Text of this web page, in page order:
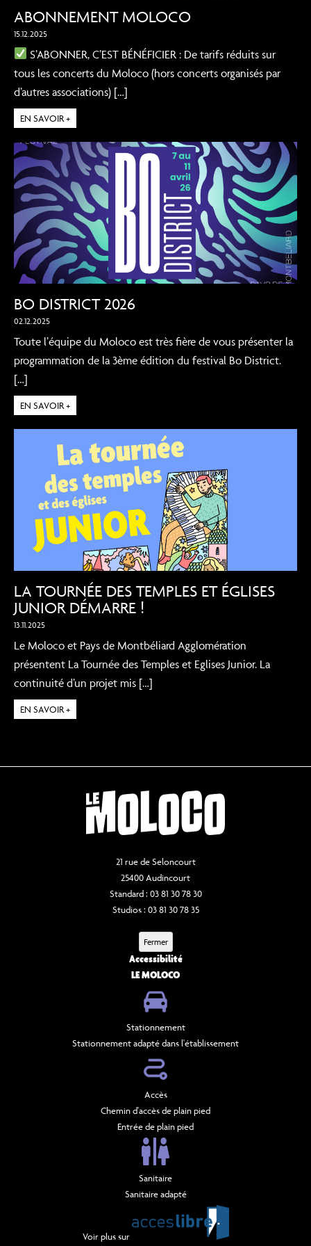
ABONNEMENT MOLOCO
15.12.2025
S’ABONNER, C’EST BÉNÉFICIER : De tarifs réduits sur
tous les concerts du Moloco (hors concerts organisés par
d’autres associations) […]
EN SAVOIR +
BO DISTRICT 2026
02.12.2025
Toute l’équipe du Moloco est très fière de vous présenter la
programmation de la 3ème édition du festival Bo District.
[…]
EN SAVOIR +
LA TOURNÉE DES TEMPLES ET ÉGLISES
JUNIOR DÉMARRE !
13.11.2025
Le Moloco et Pays de Montbéliard Agglomération
présentent La Tournée des Temples et Eglises Junior. La
continuité d’un projet mis […]
EN SAVOIR +
21 rue de Seloncourt
25400 Audincourt
Standard : 03 81 30 78 30
Studios : 03 81 30 78 35
Fermer
Accessibilité
LE MOLOCO
Stationnement
Stationnement adapté dans l'établissement
Accès
Chemin d'accès de plain pied
Entrée de plain pied
Sanitaire
Sanitaire adapté
Voir plus sur